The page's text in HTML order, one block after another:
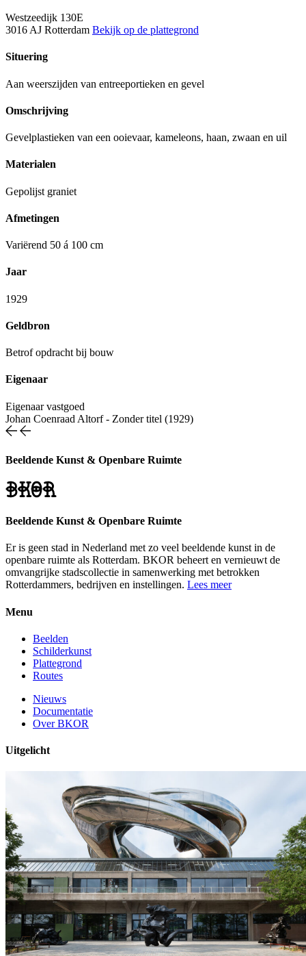
Westzeedijk 130E
3016 AJ Rotterdam Bekijk op de plattegrond
Situering
Aan weerszijden van entreeportieken en gevel
Omschrijving
Gevelplastieken van een ooievaar, kameleons, haan, zwaan en uil
Materialen
Gepolijst graniet
Afmetingen
Variërend 50 á 100 cm
Jaar
1929
Geldbron
Betrof opdracht bij bouw
Eigenaar
Eigenaar vastgoed
Johan Coenraad Altorf- Zonder titel (1929)
Beeldende Kunst & Openbare Ruimte
Beeldende Kunst & Openbare Ruimte
Er is geen stad in Nederland met zo veel beeldende kunst in de
openbare ruimte als Rotterdam. BKOR beheert en vernieuwt de
omvangrijke stadscollectie in samenwerking met betrokken
Rotterdammers, bedrijven en instellingen. Lees meer
Menu
Beelden
Schilderkunst
Plattegrond
Routes
Nieuws
Documentatie
Over BKOR
Uitgelicht